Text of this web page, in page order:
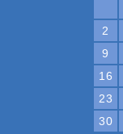
2
9
16
23
30